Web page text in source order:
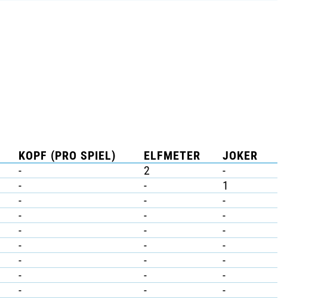
KOPF (PRO SPIEL) ELFMETER
JOKER
- 2
-
- -
1
- -
-
- -
-
- -
-
- -
-
- -
-
- -
-
- -
-